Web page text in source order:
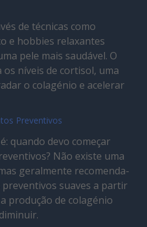
de técnicas como
e hobbies relaxantes
pele mais saudável. O
níveis de cortisol, uma
o colagénio e acelerar
Preventivos
quando devo começar
Não existe uma
geralmente recomenda-
suaves a partir
produção de colagénio